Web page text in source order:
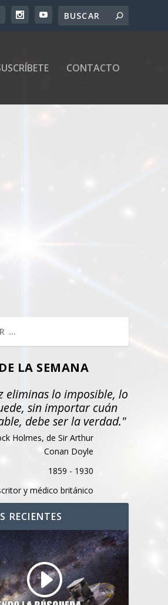
CONTACTO
LA SEMANA
eliminas lo imposible, lo
sin importar cuán
debe ser la verdad."
Holmes, de Sir Arthur
Conan Doyle
1859 - 1930
y médico británico
RECIENTES